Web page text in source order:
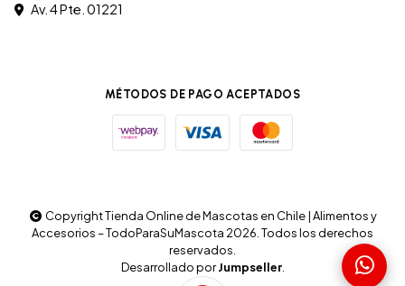
Av. 4 Pte. 01221
MÉTODOS DE PAGO ACEPTADOS
Copyright Tienda Online de Mascotas en Chile | Alimentos y
Accesorios – TodoParaSuMascota 2026. Todos los derechos
reservados.
Desarrollado porJumpseller.